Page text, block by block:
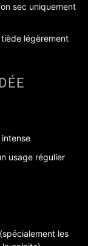
sec uniquement
légèrement
usage régulier
les